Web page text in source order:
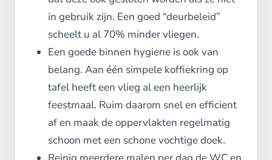
in gebruik zijn. Een goed “deurbeleid”
scheelt u al 70% minder vliegen.
Een goede binnen hygiene is ook van
belang. Aan één simpele koffiekring op
tafel heeft een vlieg al een heerlijk
feestmaal. Ruim daarom snel en efficient
af en maak de oppervlakten regelmatig
schoon met een schone vochtige doek.